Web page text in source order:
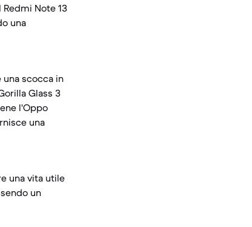
Note 13
una
una scocca in
Glass 3
l'Oppo
una
una vita utile
un